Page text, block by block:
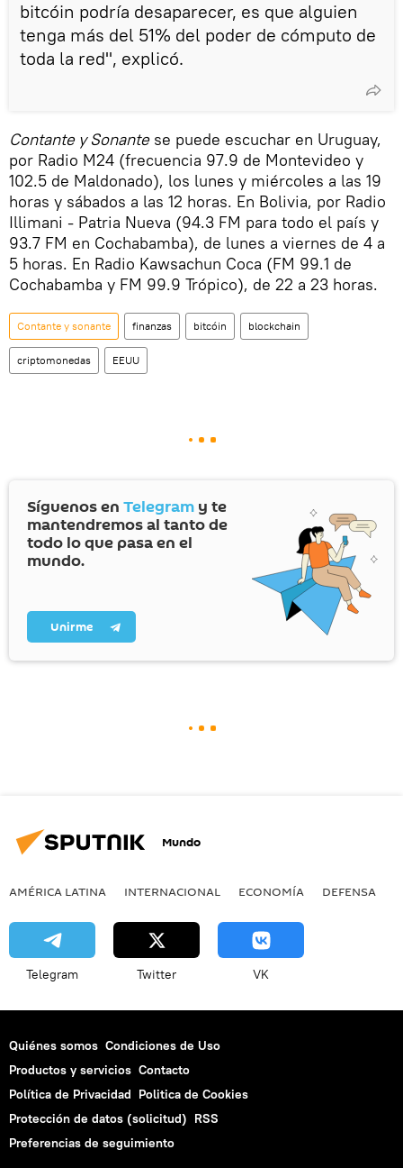
bitcóin podría desaparecer, es que alguien
tenga más del 51% del poder de cómputo de
toda la red", explicó.
Contante y Sonantese puede escuchar en Uruguay,
por Radio M24 (frecuencia 97.9 de Montevideo y
102.5 de Maldonado), los lunes y miércoles a las 19
horas y sábados a las 12 horas. En Bolivia, por Radio
Illimani - Patria Nueva (94.3 FM para todo el país y
93.7 FM en Cochabamba), de lunes a viernes de 4 a
5 horas. En Radio Kawsachun Coca (FM 99.1 de
Cochabamba y FM 99.9 Trópico), de 22 a 23 horas.
Contante y sonante finanzas bitcóin blockchain
criptomonedas EEUU
Síguenos en Telegram y te
mantendremos al tanto de
todo lo que pasa en el
mundo.
Unirme
Mundo
AMÉRICA LATINA INTERNACIONAL ECONOMÍA DEFENSA
Telegram Twitter VK
Quiénes somos Condiciones de Uso
Productos y servicios Contacto
Política de Privacidad Politica de Cookies
Protección de datos (solicitud) RSS
Preferencias de seguimiento